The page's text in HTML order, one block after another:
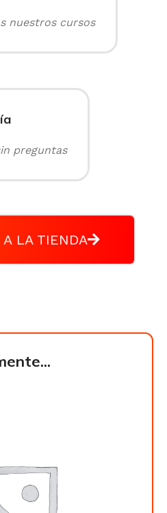
nuestros cursos
preguntas
A LA TIENDA